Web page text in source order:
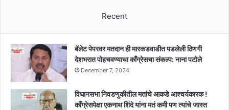
विम्यावर
सकारात्मक
!!
Recent
बॅलेट पेपरवर मतदान ही मारकडवाडीत पडलेली ठिणगी
देशभरात पोहचवण्याचा काँग्रेसचा संकल्प: नाना पटोले
December 7, 2024
विधानसभा निवडणुकीतील मतांचे आकडे आश्चर्यकारक !
काँग्रेसपेक्षा एकनाथ शिंदे यांना मतं कमी पण त्यांचे जास्त